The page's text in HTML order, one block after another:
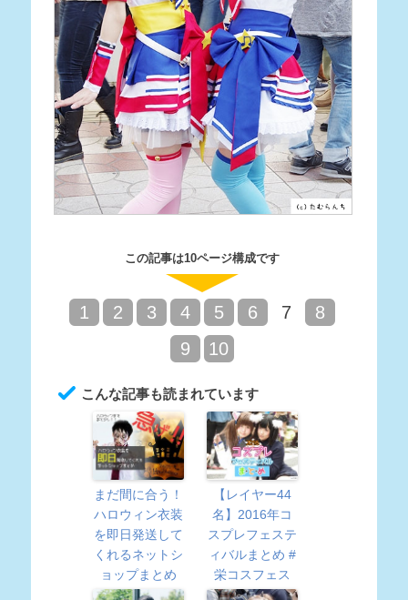
この記事は10ページ構成です
1 2 3 4 5 6 7
8
9
10
こんな記事も読まれています
まだ間に合う！
ハロウィン衣装
を即日発送して
くれるネットシ
ョップまとめ
【レイヤー44
名】2016年コ
スプレフェステ
ィバルまとめ #
栄コスフェス